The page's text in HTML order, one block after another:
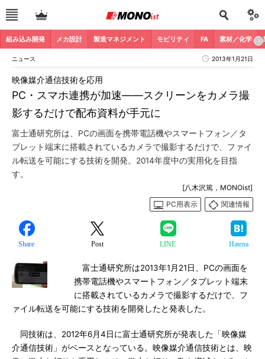
組み込み開発 メカ設計 製造マネジメント モビリティ FA 素材／化学
ニュース 2013年1月21日
PC・スマホ連携が加速――スクリーンをカメラ撮
影するだけで配布資料が手元に
映像媒介通信技術を応用
富士通研究所は、PCの画面を携帯電話機やスマートフォン／タ
ブレット端末に搭載されているカメラで撮影するだけで、ファイ
ル転送を可能にする技術を開発。2014年度中の実用化を目指
す。
[八木沢篤，MONOist]
PC用表示
関連情報
Share Post LINE Hatena
富士通研究所は2013年1月21日、PCの画面を
携帯電話機やスマートフォン／タブレット端末
に搭載されているカメラで撮影するだけで、フ
ァイル転送を可能にする技術を開発したと発表した。
同技術は、2012年6月4日に富士通研究所が発表した「映像媒
介通信技術」がベースとなっている。映像媒介通信技術とは、映